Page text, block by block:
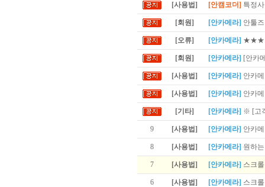
[사용법] [안캠코더] 특정
[회원] [안카메라] 안툴
[오류] [안카메라] ★★★
[회원] [안카메라] [안카
[사용법] [안카메라] 안카
[사용법] [안카메라] 안카
[기타] [안카메라] ※ [고
9 [사용법] [안카메라] 안카
8 [사용법] [안카메라] 원하
7 [사용법] [안카메라] 스크
6 [사용법] [안카메라] 스크